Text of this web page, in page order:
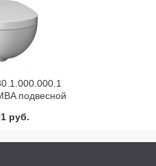
подвесной
руб.